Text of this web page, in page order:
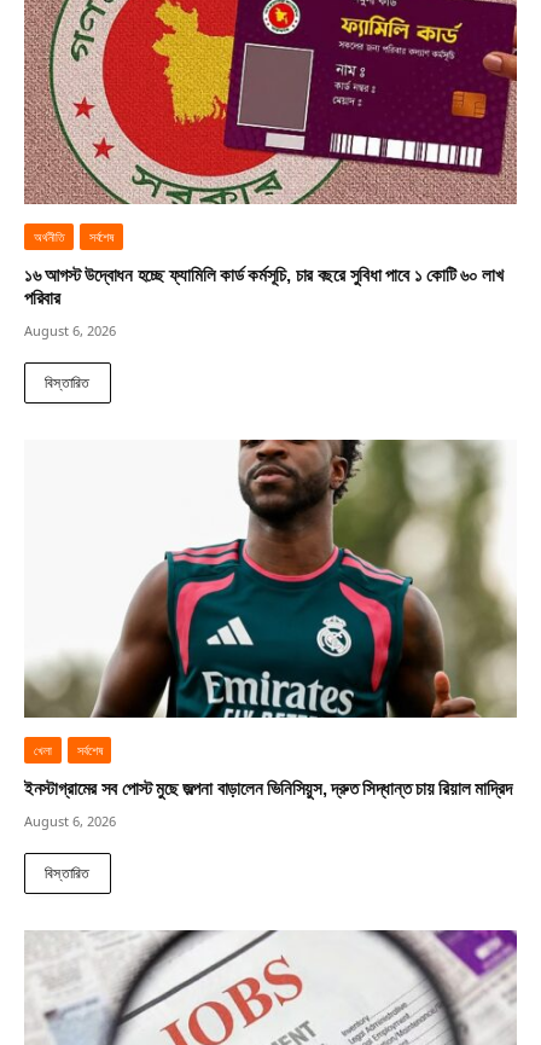
অর্থনীতি সর্বশেষ
১৬ আগস্ট উদ্বোধন হচ্ছে ফ্যামিলি কার্ড কর্মসূচি, চার বছরে সুবিধা পাবে ১ কোটি ৬০ লাখ
পরিবার
August 6, 2026
বিস্তারিত
খেলা সর্বশেষ
ইনস্টাগ্রামের সব পোস্ট মুছে জল্পনা বাড়ালেন ভিনিসিয়ুস, দ্রুত সিদ্ধান্ত চায় রিয়াল মাদ্রিদ
August 6, 2026
বিস্তারিত